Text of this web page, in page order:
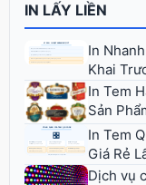
IN LẤY LIỀN
In
Khai
In Tem
Sản
In Tem
Giá Rẻ
Dịch vụ